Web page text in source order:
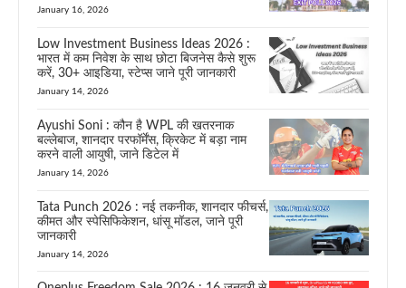
January 16, 2026
Low Investment Business Ideas 2026 :
भारत में कम निवेश के साथ छोटा बिजनेस कैसे शुरू
करें, 30+ आइडिया, स्टेप्स जाने पूरी जानकारी
January 14, 2026
Ayushi Soni : कौन है WPL की खतरनाक
बल्लेबाज, शानदार परफॉर्मेंस, क्रिकेट में बड़ा नाम
करने वाली आयुषी, जाने डिटेल में
January 14, 2026
Tata Punch 2026 : नई तकनीक, शानदार फीचर्स,
कीमत और स्पेसिफिकेशन, धांसू मॉडल, जाने पूरी
जानकारी
January 14, 2026